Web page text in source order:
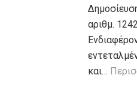
αριθμ.
και…